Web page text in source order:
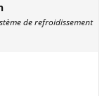
de refroidissement